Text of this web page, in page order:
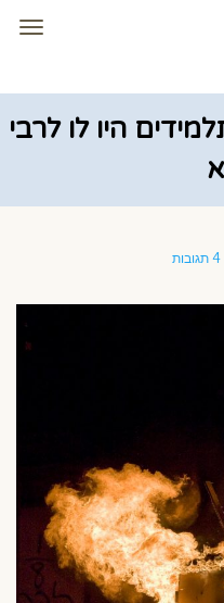
היו לו לרבי
4 תגובות